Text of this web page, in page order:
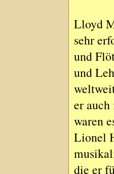
Lloyd
sehr
und
und
er
waren
Lionel
die er